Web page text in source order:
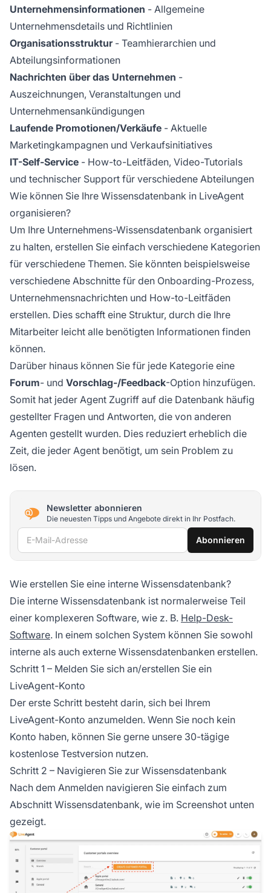
Unternehmensinformationen - Allgemeine
Unternehmensdetails und Richtlinien
Organisationsstruktur- Teamhierarchien und
Abteilungsinformationen
Nachrichten über das Unternehmen -
Auszeichnungen, Veranstaltungen und
Unternehmensankündigungen
Laufende Promotionen/Verkäufe - Aktuelle
Marketingkampagnen und Verkaufsinitiatives
IT-Self-Service - How-to-Leitfäden, Video-Tutorials
und technischer Support für verschiedene Abteilungen
Wie können Sie Ihre Wissensdatenbank in LiveAgent
organisieren?
Um Ihre Unternehmens-Wissensdatenbank organisiert
zu halten, erstellen Sie einfach verschiedene Kategorien
für verschiedene Themen. Sie könnten beispielsweise
verschiedene Abschnitte für den Onboarding-Prozess,
Unternehmensnachrichten und How-to-Leitfäden
erstellen. Dies schafft eine Struktur, durch die Ihre
Mitarbeiter leicht alle benötigten Informationen finden
können.
Darüber hinaus können Sie für jede Kategorie eine
Forum- und Vorschlag-/Feedback-Option hinzufügen.
Somit hat jeder Agent Zugriff auf die Datenbank häufig
gestellter Fragen und Antworten, die von anderen
Agenten gestellt wurden. Dies reduziert erheblich die
Zeit, die jeder Agent benötigt, um sein Problem zu
lösen.
Newsletter abonnieren
Die neuesten Tipps und Angebote direkt in Ihr Postfach.
E-Mail-Adresse Abonnieren
Wie erstellen Sie eine interne Wissensdatenbank?
Die interne Wissensdatenbank ist normalerweise Teil
einer komplexeren Software, wie z. B. Help-Desk-
Software. In einem solchen System können Sie sowohl
interne als auch externe Wissensdatenbanken erstellen.
Schritt 1 – Melden Sie sich an/erstellen Sie ein
LiveAgent-Konto
Der erste Schritt besteht darin, sich bei Ihrem
LiveAgent-Konto anzumelden. Wenn Sie noch kein
Konto haben, können Sie gerne unsere 30-tägige
kostenlose Testversion nutzen.
Schritt 2 – Navigieren Sie zur Wissensdatenbank
Nach dem Anmelden navigieren Sie einfach zum
Abschnitt Wissensdatenbank, wie im Screenshot unten
gezeigt.